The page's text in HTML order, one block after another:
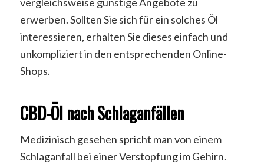
erwerben. Sollten Sie sich für ein solches Öl
interessieren, erhalten Sie dieses einfach und
unkompliziert in den entsprechenden Online-
Shops.
CBD-Öl nach Schlaganfällen
Medizinisch gesehen spricht man von einem
Schlaganfall bei einer Verstopfung im Gehirn.